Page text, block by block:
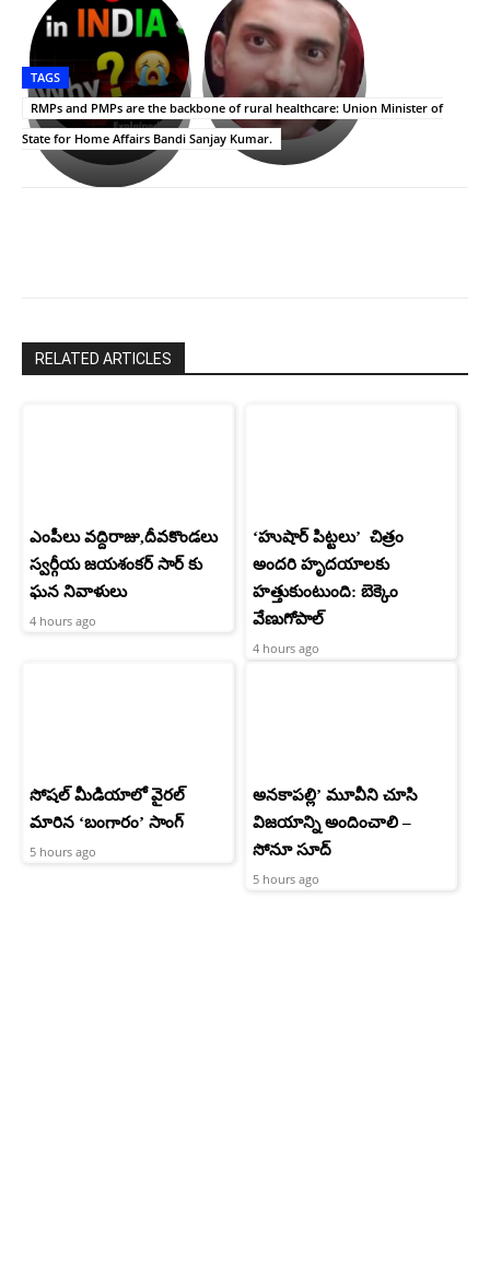
భగవంతుని
ప్రసాదం
తీర్థం..తులసీదళం
లేకుండా
అసంపూర్ణం
కేజీఎఫ్
సినిమాతో
పాన్
ఇండియా
స్టార్
హీరోయిన్‏గా
శ్రీనిధి
Upasana:
భర్తపై
రివెంజ్
తీర్చుకున్న
ఉపాసన..
పాపం
రామ్
TAGS
RMPs and PMPs are the backbone of rural healthcare: Union Minister of
State for Home Affairs Bandi Sanjay Kumar.
RELATED ARTICLES
ఎంపీలు వద్దిరాజు,దీవకొండలు
స్వర్గీయ జయశంకర్ సార్ కు
ఘన నివాళులు
4 hours ago
‘హుషార్‌ పిట్టలు’ చిత్రం
అందరి హృదయాలకు
హత్తుకుంటుంది: బెక్కెం
వేణుగోపాల్‌
4 hours ago
సోషల్ మీడియాలో వైరల్
మారిన ‘బంగారం’ సాంగ్
5 hours ago
అనకాపల్లి’ మూవీని చూసి
విజయాన్ని అందించాలి –
సోనూ సూద్
5 hours ago